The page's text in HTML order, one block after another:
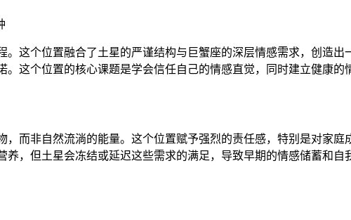
。这个位置融合了土星的严谨结构与巨蟹座的深层情感需求，创造
这个位置的核心课题是学会信任自己的情感直觉，同时建立健康的
而非自然流淌的能量。这个位置赋予强烈的责任感，特别是对家
，但土星会冻结或延迟这些需求的满足，导致早期的情感储蓄和